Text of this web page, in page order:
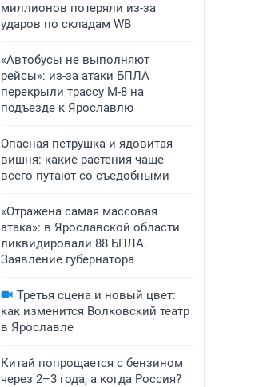
миллионов потеряли из-за
ударов по складам WB
«Автобусы не выполняют
рейсы»: из-за атаки БПЛА
перекрыли трассу М-8 на
подъезде к Ярославлю
Опасная петрушка и ядовитая
вишня: какие растения чаще
всего путают со съедобными
«Отражена самая массовая
атака»: в Ярославской области
ликвидировали 88 БПЛА.
Заявление губернатора
Третья сцена и новый цвет:
как изменится Волковский театр
в Ярославле
Китай попрощается с бензином
через 2–3 года, а когда Россия?